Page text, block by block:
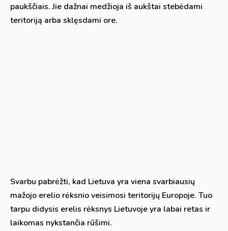
paukščiais. Jie dažnai medžioja iš aukštai stebėdami
teritoriją arba sklęsdami ore.
Svarbu pabrėžti, kad Lietuva yra viena svarbiausių
mažojo erelio rėksnio veisimosi teritorijų Europoje. Tuo
tarpu didysis erelis rėksnys Lietuvoje yra labai retas ir
laikomas nykstančia rūšimi.